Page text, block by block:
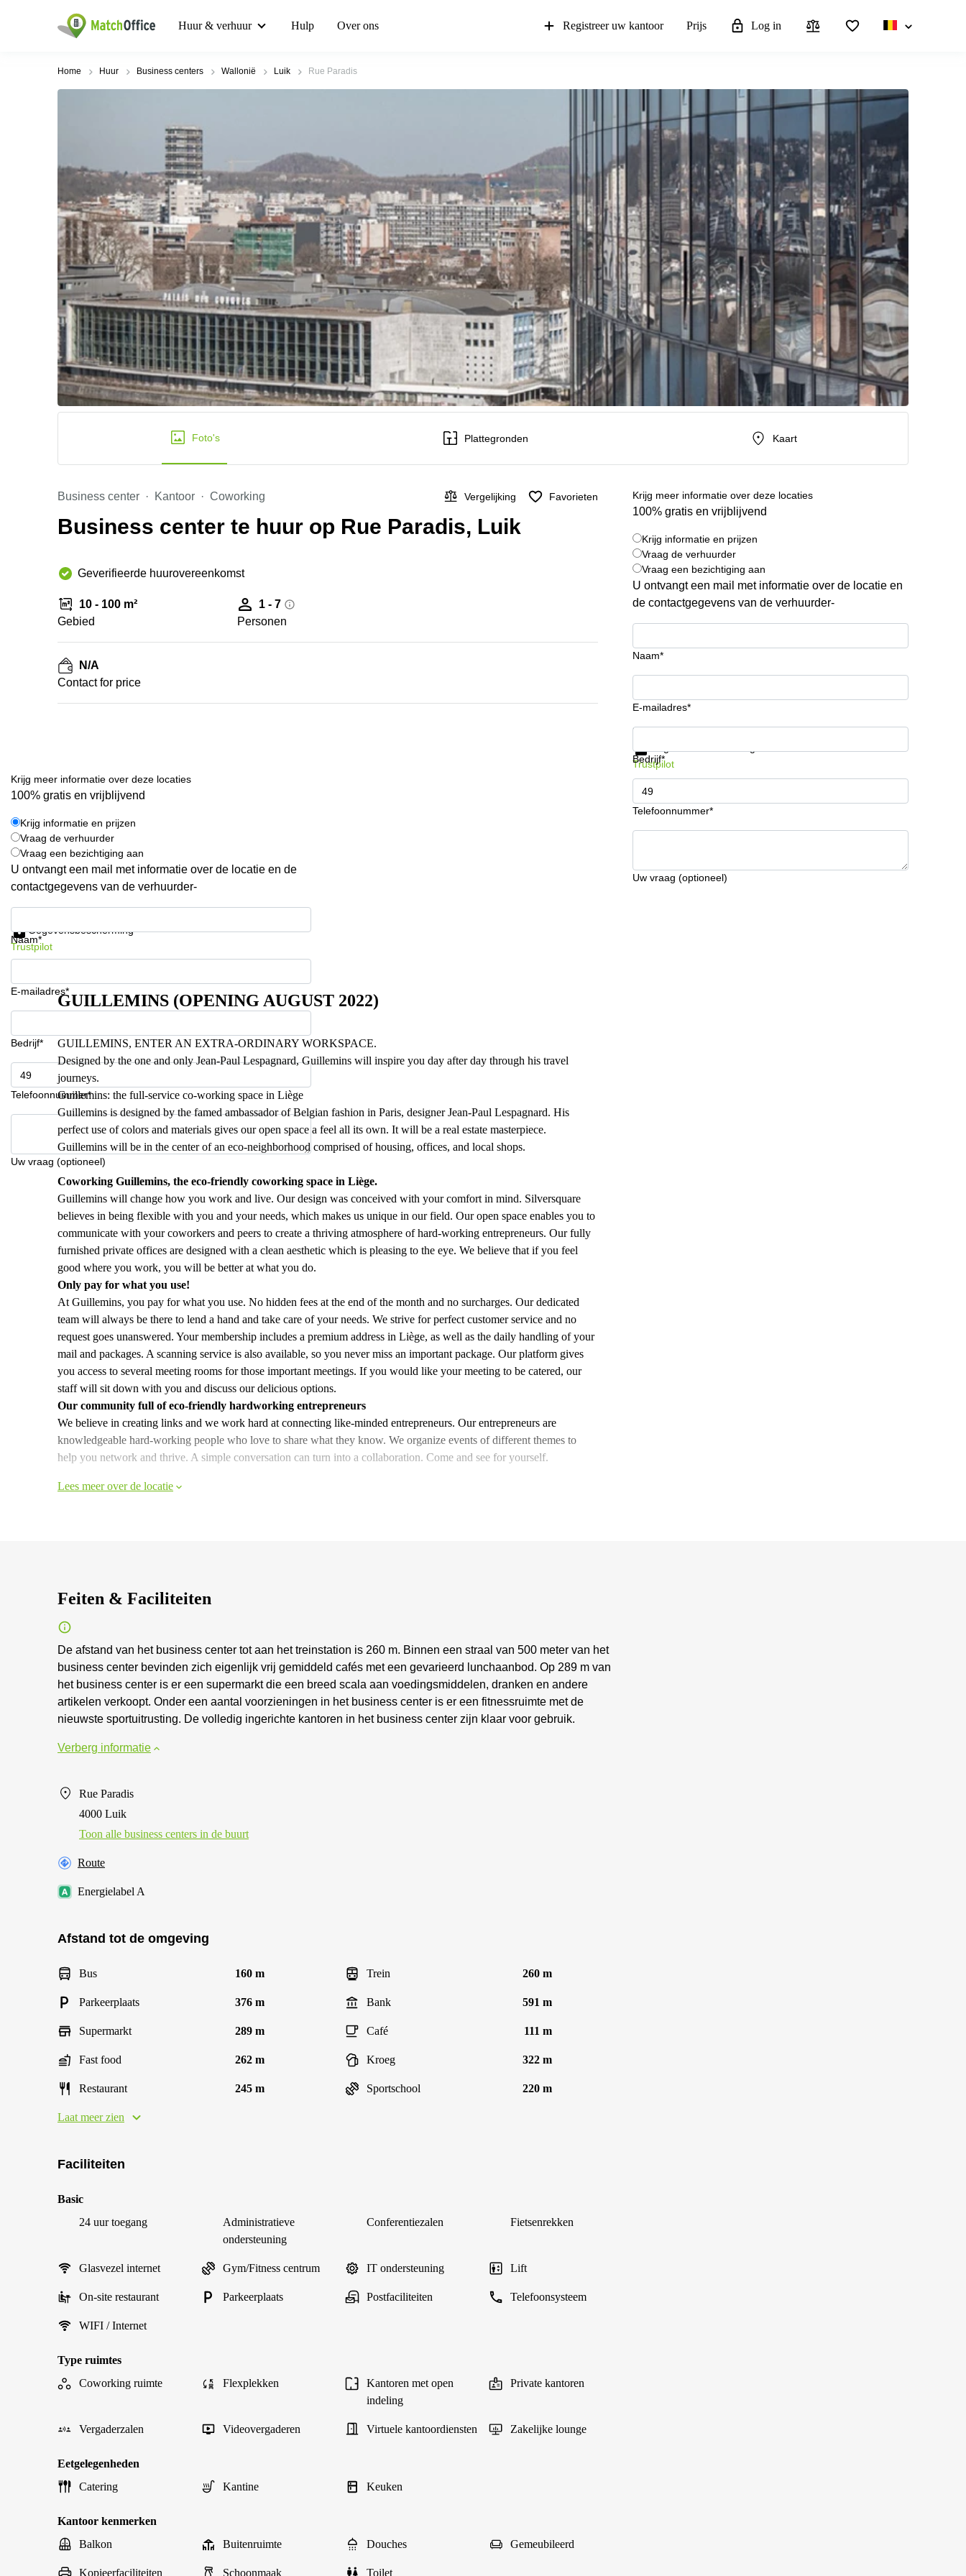
Huur & verhuur Hulp Over ons Registreer uw kantoor Prijs Log in
Home Huur Business centers Wallonië Luik Rue Paradis
Foto's Plattegronden Kaart
Business center Kantoor Coworking Vergelijking Favorieten
Business center te huur op Rue Paradis, Luik
Geverifieerde huurovereenkomst
10 - 100 m²
Gebied
1 - 7
Personen
N/A
Contact for price
Krijg meer informatie over deze locaties
100% gratis en vrijblijvend
Krijg informatie en prijzen
Vraag de verhuurder
Vraag een bezichtiging aan
U ontvangt een mail met informatie over de locatie en
de contactgegevens van de verhuurder-
Naam*
E-mailadres*
Bedrijf*
Telefoonnummer*
Uw vraag (optioneel)
Krijg informatie en prijzen
Trustpilot
Krijg meer informatie over deze locaties
100% gratis en vrijblijvend
Krijg informatie en prijzen
Vraag de verhuurder
Vraag een bezichtiging aan
U ontvangt een mail met informatie over de locatie en de
contactgegevens van de verhuurder-
Naam*
E-mailadres*
Bedrijf*
Telefoonnummer*
Uw vraag (optioneel)
Gegevensbescherming
Trustpilot
GUILLEMINS (OPENING AUGUST 2022)
GUILLEMINS, ENTER AN EXTRA-ORDINARY WORKSPACE.
Designed by the one and only Jean-Paul Lespagnard, Guillemins will inspire you day after day through his travel
journeys.
Guillemins: the full-service co-working space in Liège
Guillemins is designed by the famed ambassador of Belgian fashion in Paris, designer Jean-Paul Lespagnard. His
perfect use of colors and materials gives our open space a feel all its own. It will be a real estate masterpiece.
Guillemins will be in the center of an eco-neighborhood comprised of housing, offices, and local shops.
Coworking Guillemins, the eco-friendly coworking space in Liège.
Guillemins will change how you work and live. Our design was conceived with your comfort in mind. Silversquare
believes in being flexible with you and your needs, which makes us unique in our field. Our open space enables you to
communicate with your coworkers and peers to create a thriving atmosphere of hard-working entrepreneurs. Our fully
furnished private offices are designed with a clean aesthetic which is pleasing to the eye. We believe that if you feel
good where you work, you will be better at what you do.
Only pay for what you use!
At Guillemins, you pay for what you use. No hidden fees at the end of the month and no surcharges. Our dedicated
team will always be there to lend a hand and take care of your needs. We strive for perfect customer service and no
request goes unanswered. Your membership includes a premium address in Liège, as well as the daily handling of your
mail and packages. A scanning service is also available, so you never miss an important package. Our platform gives
you access to several meeting rooms for those important meetings. If you would like your meeting to be catered, our
staff will sit down with you and discuss our delicious options.
Our community full of eco-friendly hardworking entrepreneurs
We believe in creating links and we work hard at connecting like-minded entrepreneurs. Our entrepreneurs are
knowledgeable hard-working people who love to share what they know. We organize events of different themes to
help you network and thrive. A simple conversation can turn into a collaboration. Come and see for yourself.
Lees meer over de locatie
Feiten & Faciliteiten
De afstand van het business center tot aan het treinstation is 260 m. Binnen een straal van 500 meter van het
business center bevinden zich eigenlijk vrij gemiddeld cafés met een gevarieerd lunchaanbod. Op 289 m van
het business center is er een supermarkt die een breed scala aan voedingsmiddelen, dranken en andere
artikelen verkoopt. Onder een aantal voorzieningen in het business center is er een fitnessruimte met de
nieuwste sportuitrusting. De volledig ingerichte kantoren in het business center zijn klaar voor gebruik.
Verberg informatie
Rue Paradis
4000 Luik
Toon alle business centers in de buurt
Route
Energielabel A
Afstand tot de omgeving
Bus 160 m Trein 260 m
Parkeerplaats 376 m Bank 591 m
Supermarkt 289 m Café 111 m
Fast food 262 m Kroeg 322 m
Restaurant 245 m Sportschool 220 m
Laat meer zien
Faciliteiten
Basic
24 uur toegang
Administratieve
ondersteuning
Conferentiezalen Fietsenrekken
Glasvezel internet Gym/Fitness centrum IT ondersteuning Lift
On-site restaurant Parkeerplaats Postfaciliteiten Telefoonsysteem
WIFI / Internet
Type ruimtes
Coworking ruimte
Flexplekken
Kantoren met open
indeling
Private kantoren
Vergaderzalen Videovergaderen Virtuele kantoordiensten Zakelijke lounge
Eetgelegenheden
Catering
Kantine Keuken
Kantoor kenmerken
Balkon
Buitenruimte Douches Gemeubileerd
Kopieerfaciliteiten Schoonmaak Toilet